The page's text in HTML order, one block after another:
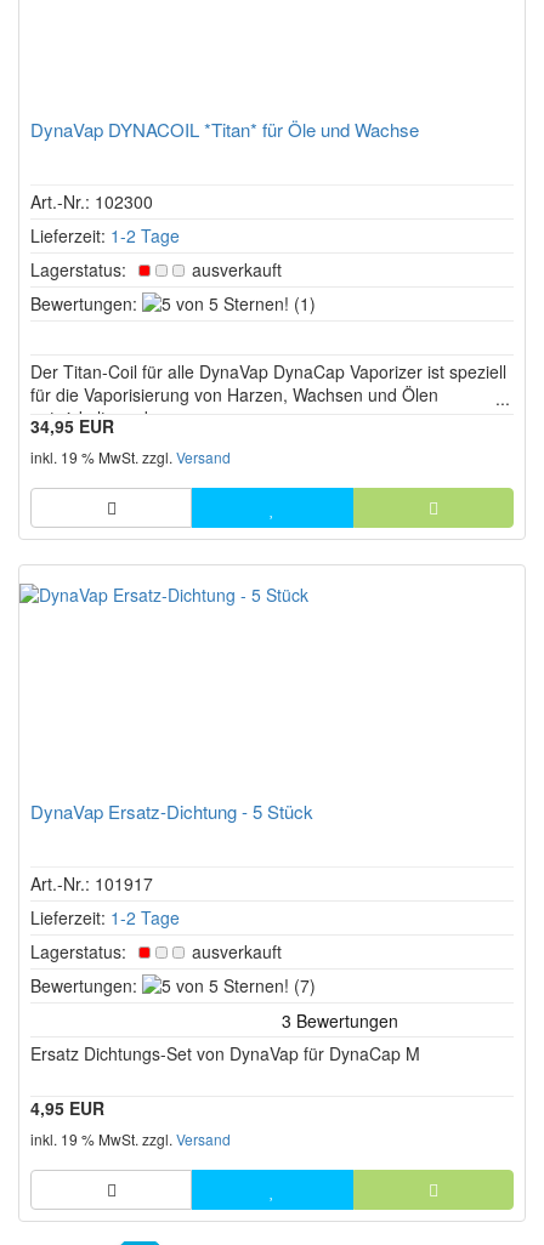
DynaVap DYNACOIL *Titan* für Öle und Wachse
Art.-Nr.: 102300
Lieferzeit: 1-2 Tage
Lagerstatus:
ausverkauft
Bewertungen:
5
Sternen!
(1)
Der Titan-Coil für alle DynaVap DynaCap Vaporizer ist speziell
für die Vaporisierung von Harzen, Wachsen und Ölen
entwickelt worden.
34,95 EUR
inkl. 19 % MwSt. zzgl. Versand
DynaVap Ersatz-Dichtung - 5 Stück
Art.-Nr.: 101917
Lieferzeit: 1-2 Tage
Lagerstatus:
ausverkauft
Bewertungen:
5
5
Sternen!
(7)
Ersatz Dichtungs-Set von DynaVap für DynaCap M
4,95 EUR
inkl. 19 % MwSt. zzgl. Versand